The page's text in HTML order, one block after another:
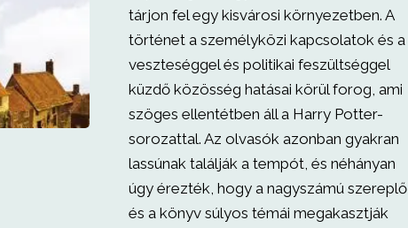
tárjon fel egy kisvárosi környezetben. A
történet a személyközi kapcsolatok és a
veszteséggel és politikai feszültséggel
küzdő közösség hatásai körül forog, ami
szöges ellentétben áll a Harry Potter-
sorozattal. Az olvasók azonban gyakran
lassúnak találják a tempót, és néhányan
úgy érezték, hogy a nagyszámú szereplő
és a könyv súlyos témái megakasztják